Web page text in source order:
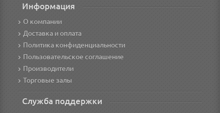
Информация
О компании
Доставка и оплата
Политика конфиденциальности
Пользовательское соглашение
Производители
Торговые залы
Служба поддержки